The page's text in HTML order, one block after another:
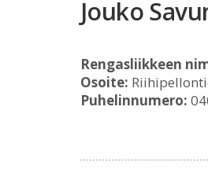
Jouko
Rengasliikkeen
Osoite:
Puhelinnumero: